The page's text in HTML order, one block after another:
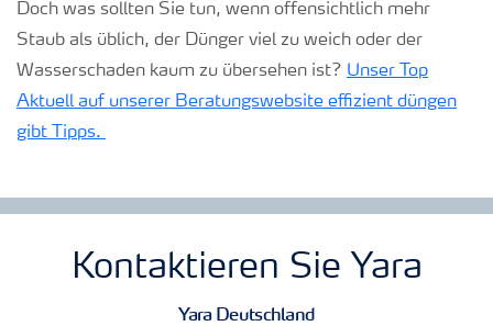
Doch was sollten Sie tun, wenn offensichtlich mehr
Staub als üblich, der Dünger viel zu weich oder der
Wasserschaden kaum zu übersehen ist? Unser Top
Aktuell auf unserer Beratungswebsite effizient düngen
gibt Tipps.
Kontaktieren Sie Yara
Yara Deutschland